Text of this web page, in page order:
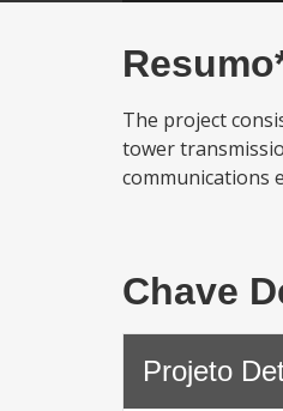
The project
tower
communications
Chave
Projeto